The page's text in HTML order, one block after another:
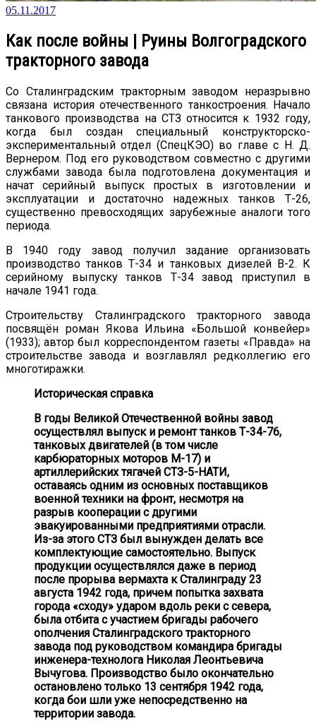
05.11.2017
Как после войны | Руины Волгоградского
тракторного завода
Со Сталинградским тракторным заводом неразрывно
связана история отечественного танкостроения. Начало
танкового производства на СТЗ относится к 1932 году,
когда был создан специальный конструкторско-
экспериментальный отдел (СпецКЭО) во главе с Н. Д.
Вернером. Под его руководством совместно с другими
службами завода была подготовлена документация и
начат серийный выпуск простых в изготовлении и
эксплуатации и достаточно надежных танков Т-26,
существенно превосходящих зарубежные аналоги того
периода.
В 1940 году завод получил задание организовать
производство танков Т-34 и танковых дизелей В-2. К
серийному выпуску танков Т-34 завод приступил в
начале 1941 года.
Строительству Сталинградского тракторного завода
посвящён роман Якова Ильина «Большой конвейер»
(1933); автор был корреспондентом газеты «Правда» на
строительстве завода и возглавлял редколлегию его
многотиражки.
Историческая справка
В годы Великой Отечественной войны завод
осуществлял выпуск и ремонт танков Т-34-76,
танковых двигателей (в том числе
карбюраторных моторов М-17) и
артиллерийских тягачей СТЗ-5-НАТИ,
оставаясь одним из основных поставщиков
военной техники на фронт, несмотря на
разрыв кооперации с другими
эвакуированными предприятиями отрасли.
Из-за этого СТЗ был вынужден делать все
комплектующие самостоятельно. Выпуск
продукции осуществлялся даже в период
после прорыва вермахта к Сталинграду 23
августа 1942 года, причем попытка захвата
города «сходу» ударом вдоль реки с севера,
была отбита с участием бригады рабочего
ополчения Сталинградского тракторного
завода под руководством командира бригады
инженера-технолога Николая Леонтьевича
Вычугова. Производство было окончательно
остановлено только 13 сентября 1942 года,
когда бои шли уже непосредственно на
территории завода.